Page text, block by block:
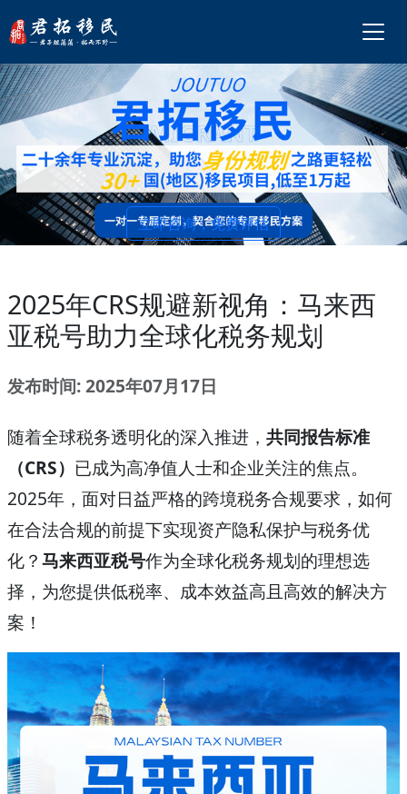
立即咨询，免费评估
2025年CRS规避新视角：马来西
亚税号助力全球化税务规划
发布时间: 2025年07月17日
随着全球税务透明化的深入推进， 共同报告标准
（CRS） 已成为高净值人士和企业关注的焦点。
2025年，面对日益严格的跨境税务合规要求，如何
在合法合规的前提下实现资产隐私保护与税务优
化？马来西亚税号作为全球化税务规划的理想选
择，为您提供低税率、成本效益高且高效的解决方
案！